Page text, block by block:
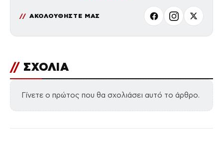
ΑΚΟΛΟΥΘΗΣΤΕ ΜΑΣ
// ΣΧΟΛΙΑ
Γίνετε ο πρώτος που θα σχολιάσει αυτό το άρθρο.